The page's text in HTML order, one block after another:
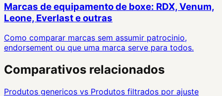
Marcas de equipamento de boxe: RDX, Venum,
Leone, Everlast e outras
Como comparar marcas sem assumir patrocinio,
endorsement ou que uma marca serve para todos.
Comparativos relacionados
Produtos genericos vs Produtos filtrados por ajuste